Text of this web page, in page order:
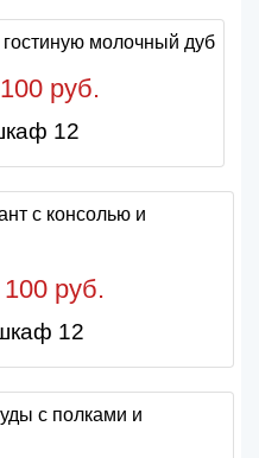
руб.
12
руб.
12